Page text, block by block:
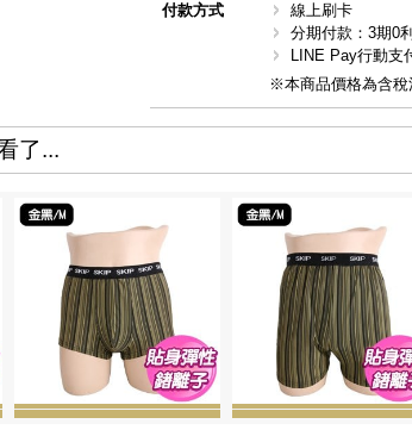
付款方式
線上刷卡
分期付款：3期0
LINE Pay行動支
※本商品價格為含稅
了...